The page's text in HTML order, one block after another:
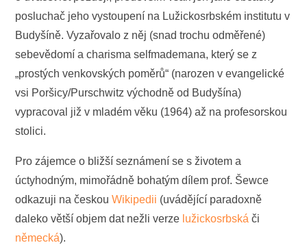
posluchač jeho vystoupení na Lužickosrbském institutu v
Budyšíně. Vyzařovalo z něj (snad trochu odměřené)
sebevědomí a charisma selfmademana, který se z
„prostých venkovských poměrů“ (narozen v evangelické
vsi Poršicy/Purschwitz východně od Budyšína)
vypracoval již v mladém věku (1964) až na profesorskou
stolici.
Pro zájemce o bližší seznámení se s životem a
úctyhodným, mimořádně bohatým dílem prof. Šewce
odkazuji na českouWikipedii (uvádějící paradoxně
daleko větší objem dat nežli verze lužickosrbská či
německá).